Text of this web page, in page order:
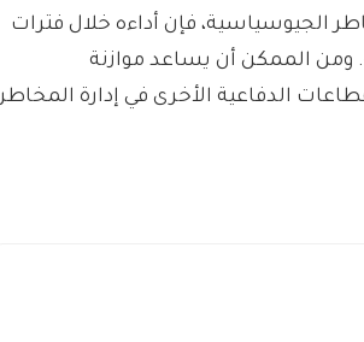
الجيوسياسية، فإن أداءه خلال فترات
ومن الممكن أن يساعد موازنة
الدفاعية الأخرى في إدارة المخاطر